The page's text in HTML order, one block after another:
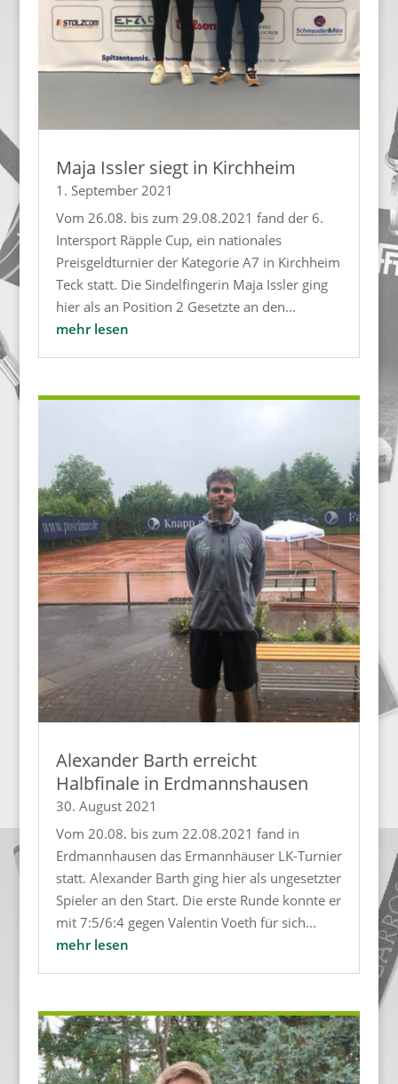
Maja Issler siegt in Kirchheim
1. September 2021
Vom 26.08. bis zum 29.08.2021 fand der 6.
Intersport Räpple Cup, ein nationales
Preisgeldturnier der Kategorie A7 in Kirchheim
Teck statt. Die Sindelfingerin Maja Issler ging
hier als an Position 2 Gesetzte an den...
mehr lesen
Alexander Barth erreicht
Halbfinale in Erdmannshausen
30. August 2021
Vom 20.08. bis zum 22.08.2021 fand in
Erdmannhausen das Ermannhäuser LK-Turnier
statt. Alexander Barth ging hier als ungesetzter
Spieler an den Start. Die erste Runde konnte er
mit 7:5/6:4 gegen Valentin Voeth für sich...
mehr lesen